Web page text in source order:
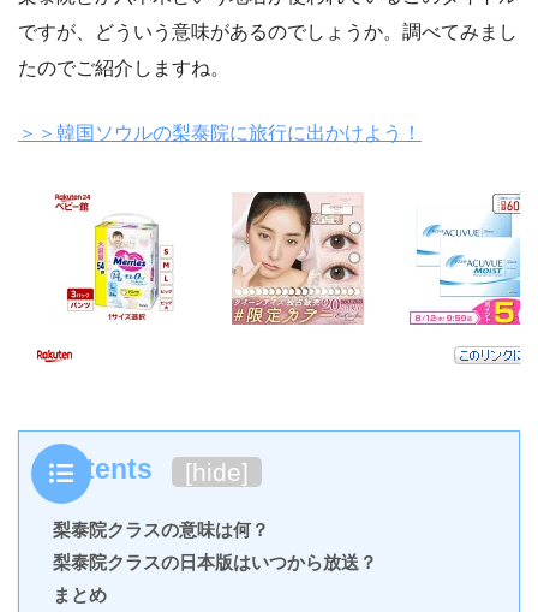
ですが、どういう意味があるのでしょうか。調べてみまし
たのでご紹介しますね。
＞＞韓国ソウルの梨泰院に旅行に出かけよう！
Contents [hide]
梨泰院クラスの意味は何？
梨泰院クラスの日本版はいつから放送？
まとめ